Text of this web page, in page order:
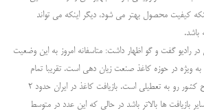
کیفیت محصول بهتر می شود، دیگر اینکه می تواند
رادیو گفت و گو اظهار داشت: متاسفانه امروز به این وضعیت
ویژه در حوزه کاغذ صنعت زیان دهی است. تقریبا تمام
صنایع بازیافت کاغذمان در سطح کشور رو به تعطیلی است. بازیافت کاغذ در ایران حدود ۲
بازیافت ها بالاتر باشد در حالی که این عدد در متوسط